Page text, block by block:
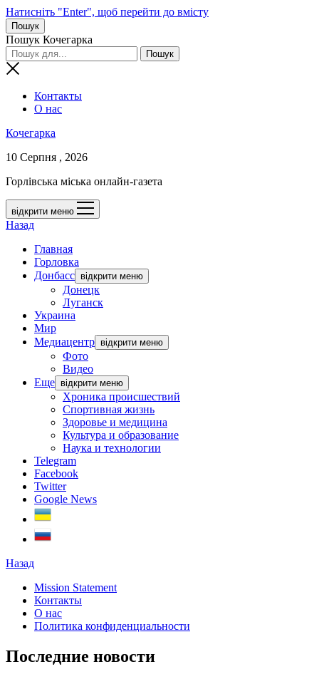
Натисніть "Enter", щоб перейти до вмісту
Пошук
Пошук Кочегарка
Контакты
О нас
Кочегарка
10 Серпня , 2026
Горлівська міська онлайн-газета
відкрити меню
Назад
Главная
Горловка
Донбасс відкрити меню
Донецк
Луганск
Украина
Мир
Медиацентр відкрити меню
Фото
Видео
Еще відкрити меню
Хроника происшествий
Спортивная жизнь
Здоровье и медицина
Культура и образование
Наука и технологии
Telegram
Facebook
Twitter
Google News
Назад
Mission Statement
Контакты
О нас
Политика конфиденциальности
Последние новости